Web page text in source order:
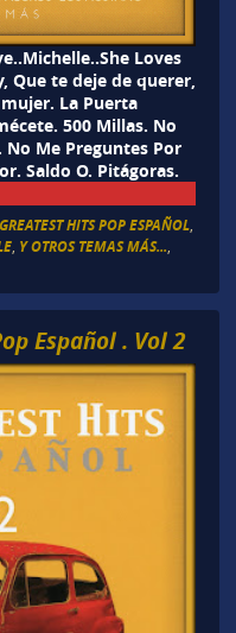
Loves
Que te deje de querer,
La Puerta
500 Millas. No
No Me Preguntes Por
Saldo O. Pitágoras.
HITS POP ESPAÑOL,
, Y OTROS TEMAS MÁS...
Español . Vol 2